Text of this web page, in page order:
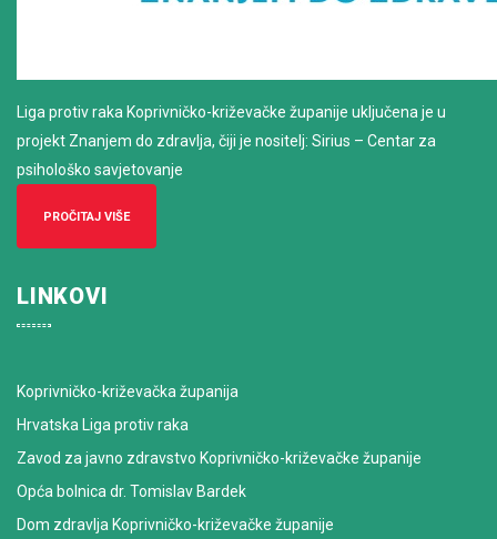
Liga protiv raka Koprivničko-križevačke županije uključena je u
projekt Znanjem do zdravlja, čiji je nositelj: Sirius – Centar za
psihološko savjetovanje
PROČITAJ VIŠE
LINKOVI
Koprivničko-križevačka županija
Hrvatska Liga protiv raka
Zavod za javno zdravstvo Koprivničko-križevačke županije
Opća bolnica dr. Tomislav Bardek
Dom zdravlja Koprivničko-križevačke županije